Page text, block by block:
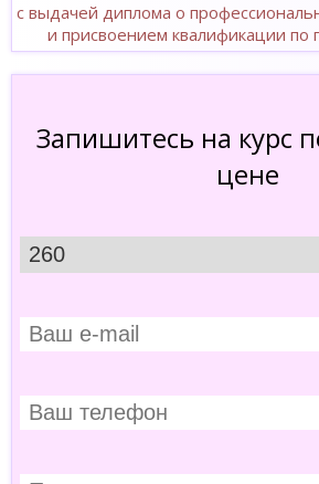
с выдачей диплома о
и присвоением квалификации по
Запишитесь на курс
цене